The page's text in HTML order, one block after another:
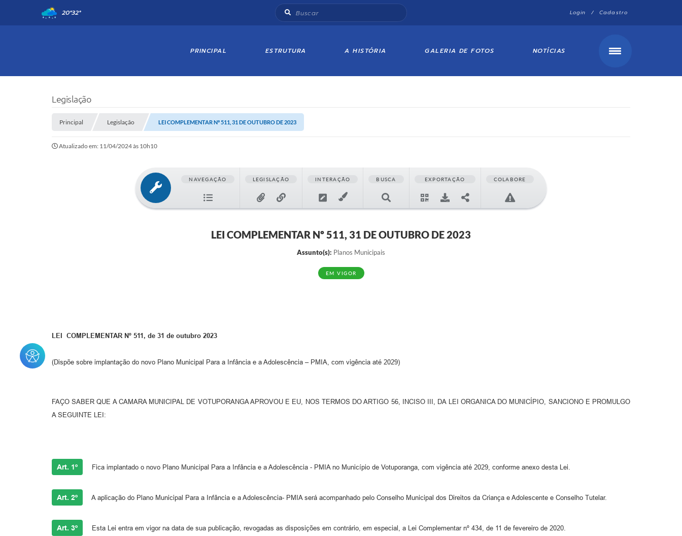
Login / Cadastro
20°32°
PRINCIPAL ESTRUTURA A HISTÓRIA GALERIA DE FOTOS NOTÍCIAS
Legislação
Principal Legislação LEI COMPLEMENTAR Nº 511, 31 DE OUTUBRO DE 2023
Atualizado em: 11/04/2024 às 10h10
NAVEGAÇÃO LEGISLAÇÃO INTERAÇÃO BUSCA EXPORTAÇÃO COLABORE
LEI COMPLEMENTAR Nº 511, 31 DE OUTUBRO DE 2023
Assunto(s): Planos Municipais
EM VIGOR
LEI COMPLEMENTAR Nº 511, de 31 de outubro 2023
(Dispõe sobre implantação do novo Plano Municipal Para a Infância e a Adolescência – PMIA, com vigência até 2029)
FAÇO SABER QUE A CAMARA MUNICIPAL DE VOTUPORANGA APROVOU E EU, NOS TERMOS DO ARTIGO 56, INCISO III, DA LEI ORGANICA DO MUNICÍPIO, SANCIONO E PROMULGO
A SEGUINTE LEI:
Art. 1º Fica implantado o novo Plano Municipal Para a Infância e a Adolescência - PMIA no Município de Votuporanga, com vigência até 2029, conforme anexo desta Lei.
Art. 2º A aplicação do Plano Municipal Para a Infância e a Adolescência- PMIA será acompanhado pelo Conselho Municipal dos Direitos da Criança e Adolescente e Conselho Tutelar.
Art. 3º Esta Lei entra em vigor na data de sua publicação, revogadas as disposições em contrário, em especial, a Lei Complementar nº 434, de 11 de fevereiro de 2020.